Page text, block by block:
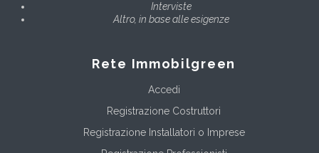
Interviste
Altro, in base alle esigenze
Rete Immobilgreen
Accedi
Registrazione Costruttori
Registrazione Installatori o Imprese